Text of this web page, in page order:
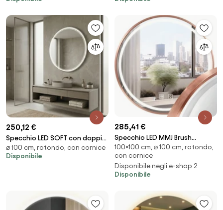
250,12 €
Specchio LED SOFT con doppia
illuminazione decorativa –
Ø100 cm
⌀ 100 cm, rotondo, con cornice
Disponibile
285,41 €
Specchio LED MMJ Brush
Copper – Ø100 cm
100×100 cm, ⌀ 100 cm, rotondo,
con cornice
Disponibile negli e-shop 2
Disponibile